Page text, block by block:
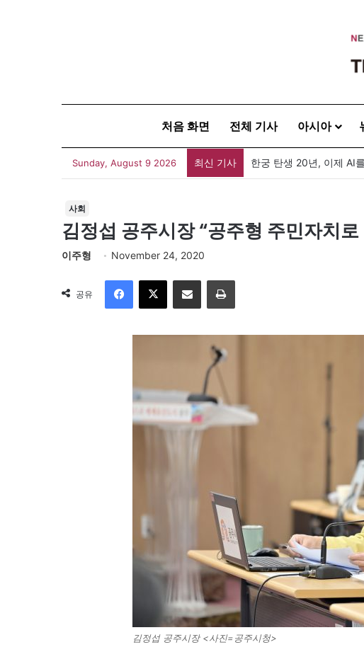
처음 화면 전체 기사 아시아
Sunday, August 9 2026 최신 기사 한궁 탄생 20년, 이제 AI
사회
김정섭 공주시장 “공주형 주민자치
이주형 November 24, 2020
공유
이메일
김정섭 공주시장 <사진=공주시청>